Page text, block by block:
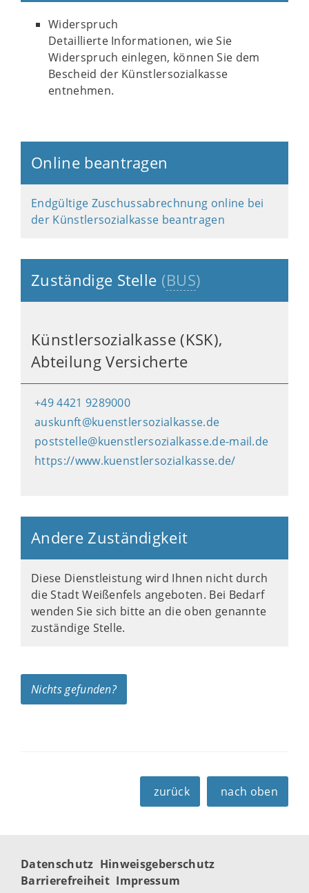
Widerspruch
Detaillierte Informationen, wie Sie
Widerspruch einlegen, können Sie dem
Bescheid der Künstlersozialkasse
entnehmen.
Online beantragen
Endgültige Zuschussabrechnung online bei
der Künstlersozialkasse beantragen
Zuständige Stelle (BUS)
Künstlersozialkasse (KSK),
Abteilung Versicherte
+49 4421 9289000
auskunft@kuenstlersozialkasse.de
poststelle@kuenstlersozialkasse.de-mail.de
https://www.kuenstlersozialkasse.de/
Andere Zuständigkeit
Diese Dienstleistung wird Ihnen nicht durch
die Stadt Weißenfels angeboten. Bei Bedarf
wenden Sie sich bitte an die oben genannte
zuständige Stelle.
Nichts gefunden?
zurück nach oben
Datenschutz Hinweisgeberschutz
Barrierefreiheit Impressum